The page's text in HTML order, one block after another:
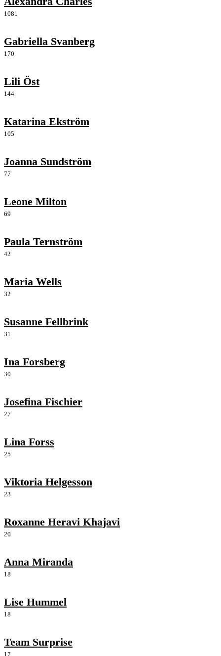
1081
Gabriella Svanberg
170
Lili Öst
144
Katarina Ekström
105
Joanna Sundström
77
Leone Milton
69
Paula Ternström
42
Maria Wells
32
Susanne Fellbrink
31
Ina Forsberg
30
Josefina Fischier
27
Lina Forss
25
Viktoria Helgesson
23
Roxanne Heravi Khajavi
20
Anna Miranda
18
Lise Hummel
18
Team Surprise
17